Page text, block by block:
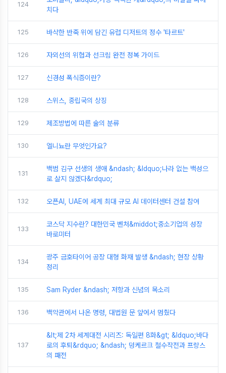
124
치다
125 바삭한 반죽 위에 담긴 유럽 디저트의 정수 '타르트'
126 자외선의 위협과 선크림 완전 정복 가이드
127 신경성 폭식증이란?
128 스위스, 중립국의 상징
129 제조방법에 따른 술의 분류
130 엘니뇨란 무엇인가요?
131
백범 김구 선생의 생애 &ndash; &ldquo;나라 없는 백성으
로 살지 않겠다&rdquo;
132 오픈AI, UAE에 세계 최대 규모 AI 데이터센터 건설 참여
133
코스닥 지수란? 대한민국 벤처&middot;중소기업의 성장
바로미터
134
광주 금호타이어 공장 대형 화재 발생 &ndash; 현장 상황
정리
135 Sam Ryder &ndash; 저항과 신념의 목소리
136 백악관에서 나온 명령, 대법원 문 앞에서 멈췄다
137
&lt;제 2차 세계대전 시리즈: 독일편 8화&gt; &ldquo;바다
로의 후퇴&rdquo; &ndash; 덩케르크 철수작전과 프랑스
의 패전